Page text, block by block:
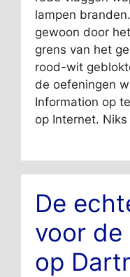
lampen
gewoon door
grens van het
rood-wit
de oefeningen
Information op
op Internet.
De
voor de
op